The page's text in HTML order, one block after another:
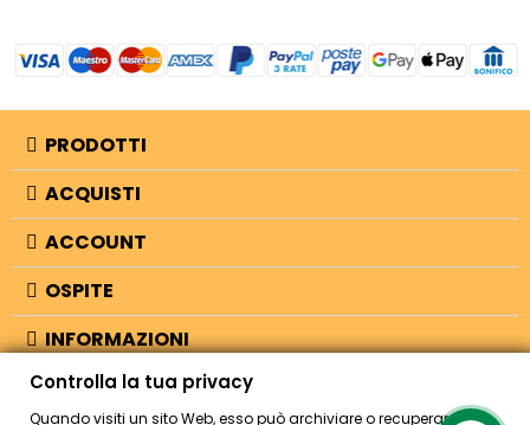
PRODOTTI
ACQUISTI
ACCOUNT
OSPITE
INFORMAZIONI
NEGOZIO
Controlla la tua privacy
Quando visiti un sito Web, esso può archiviare o recuperare